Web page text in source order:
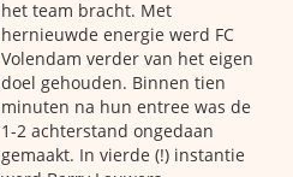
het team bracht. Met
hernieuwde energie werd FC
Volendam verder van het eigen
doel gehouden. Binnen tien
minuten na hun entree was de
1-2 achterstand ongedaan
gemaakt. In vierde (!) instantie